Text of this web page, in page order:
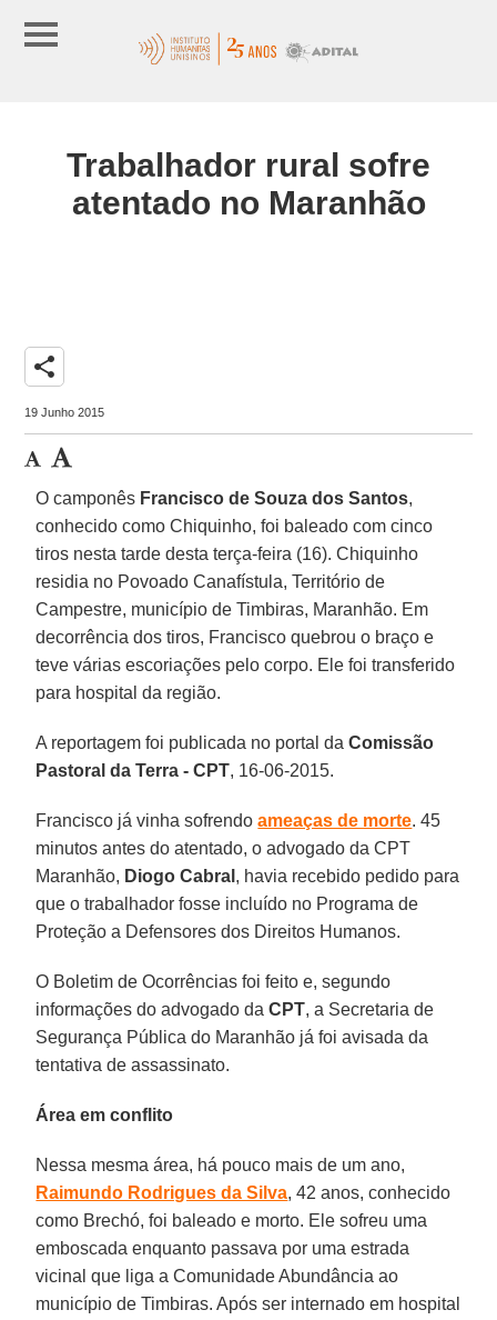
Trabalhador rural sofre
atentado no Maranhão
share
19 Junho 2015
O camponês Francisco de Souza dos Santos,
conhecido como Chiquinho, foi baleado com cinco
tiros nesta tarde desta terça-feira (16). Chiquinho
residia no Povoado Canafístula, Território de
Campestre, município de Timbiras, Maranhão. Em
decorrência dos tiros, Francisco quebrou o braço e
teve várias escoriações pelo corpo. Ele foi transferido
para hospital da região.
A reportagem foi publicada no portal daComissão
Pastoral da Terra - CPT, 16-06-2015.
Francisco já vinha sofrendoameaças de morte. 45
minutos antes do atentado, o advogado da CPT
Maranhão, Diogo Cabral , havia recebido pedido para
que o trabalhador fosse incluído no Programa de
Proteção a Defensores dos Direitos Humanos.
O Boletim de Ocorrências foi feito e, segundo
informações do advogado daCPT, a Secretaria de
Segurança Pública do Maranhão já foi avisada da
tentativa de assassinato.
Área em conflito
Nessa mesma área, há pouco mais de um ano,
Raimundo Rodrigues da Silva, 42 anos, conhecido
como Brechó, foi baleado e morto. Ele sofreu uma
emboscada enquanto passava por uma estrada
vicinal que liga a Comunidade Abundância ao
município de Timbiras. Após ser internado em hospital